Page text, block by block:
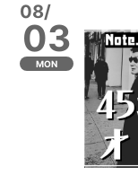
08/
03
MON